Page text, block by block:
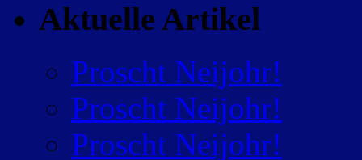
Aktuelle Artikel
Proscht Neijohr!
Proscht Neijohr!
Proscht Neijohr!